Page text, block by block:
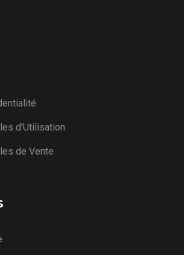
d’Utilisation
de Vente